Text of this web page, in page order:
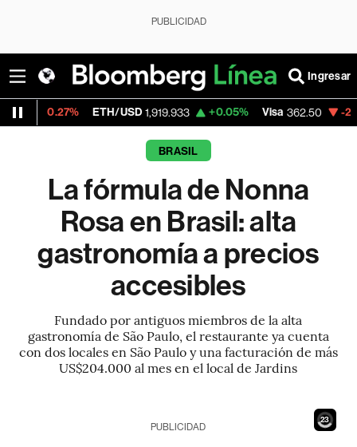
PUBLICIDAD
Ingresar
ETH/USD 1,919.933 +0.05% Visa 362.50 -2.15%
BRASIL
La fórmula de Nonna
Rosa en Brasil: alta
gastronomía a precios
accesibles
Fundado por antiguos miembros de la alta
gastronomía de São Paulo, el restaurante ya cuenta
con dos locales en São Paulo y una facturación de más
US$204.000 al mes en el local de Jardins
21
PUBLICIDAD